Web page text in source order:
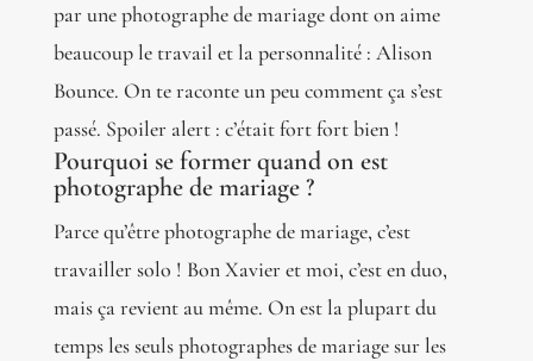
par une photographe de mariage dont on aime
beaucoup le travail et la personnalité : Alison
Bounce. On te raconte un peu comment ça s’est
passé. Spoiler alert : c’était fort fort bien !
Pourquoi se former quand on est
photographe de mariage ?
Parce qu’être photographe de mariage, c’est
travailler solo ! Bon Xavier et moi, c’est en duo,
mais ça revient au même. On est la plupart du
temps les seuls photographes de mariage sur les